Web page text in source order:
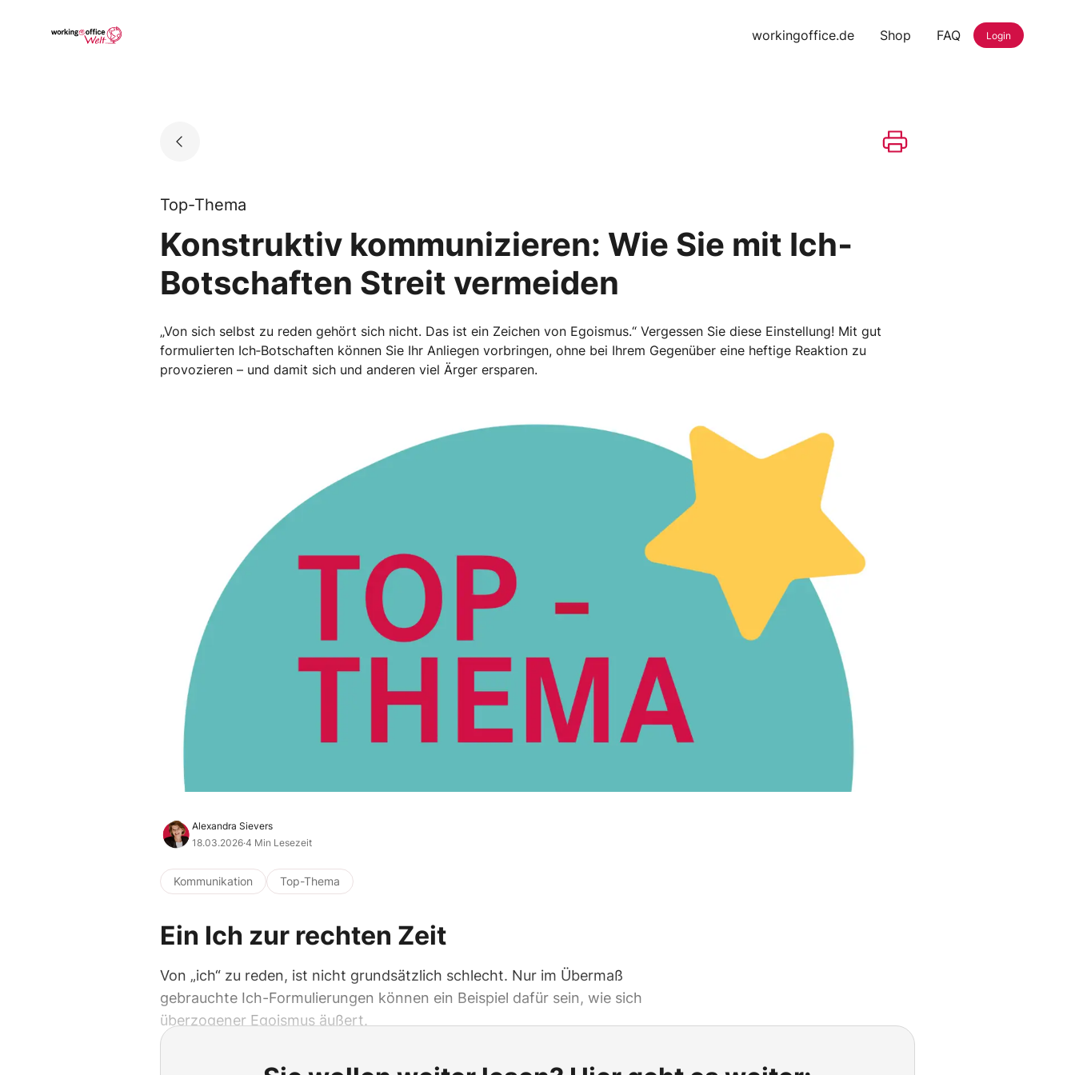
Go to landing page. workingoffice.de Shop FAQ Login
Top-Thema
Konstruktiv kommunizieren: Wie Sie mit Ich‐
Botschaften Streit vermeiden
„Von sich selbst zu reden gehört sich nicht. Das ist ein Zeichen von Egoismus.“ Vergessen Sie diese Einstellung! Mit gut
formulierten Ich‐Botschaften können Sie Ihr Anliegen vorbringen, ohne bei Ihrem Gegenüber eine heftige Reaktion zu
provozieren – und damit sich und anderen viel Ärger ersparen.
Alexandra Sievers
18.03.2026·4 Min Lesezeit
Kommunikation Top-Thema
Ein Ich zur rechten Zeit
Von „ich“ zu reden, ist nicht grundsätzlich schlecht. Nur im Übermaß
gebrauchte Ich-Formulierungen können ein Beispiel dafür sein, wie sich
überzogener Egoismus äußert.